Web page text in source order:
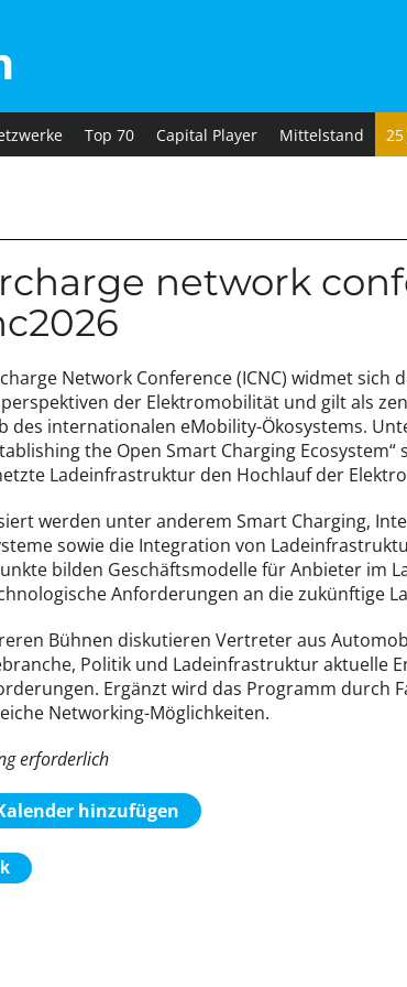
Top 70 Capital Player Mittelstand
network
Network Conference (ICNC) widmet sich
der Elektromobilität und gilt als
des internationalen eMobility-Ökosystems.
the Open Smart Charging
Ladeinfrastruktur den Hochlauf der
werden unter anderem Smart Charging,
sowie die Integration von
bilden Geschäftsmodelle für Anbieter im
Anforderungen an die zukünftige
Bühnen diskutieren Vertreter aus
Politik und Ladeinfrastruktur aktuelle
Ergänzt wird das Programm durch
Networking-Möglichkeiten.
erforderlich
hinzufügen